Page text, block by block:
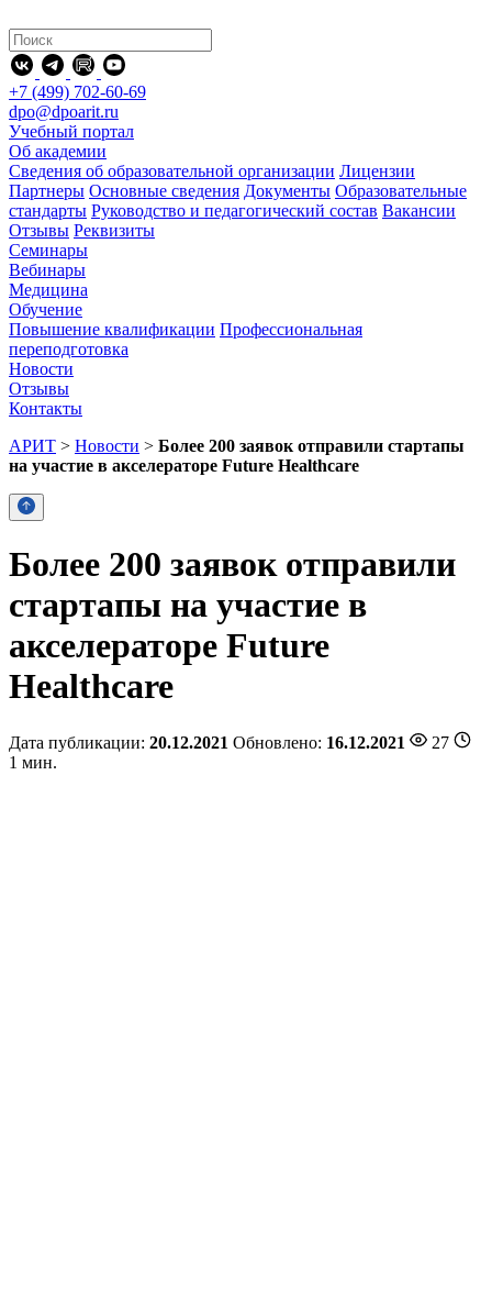
+7 (499) 702-60-69
dpo@dpoarit.ru
Учебный портал
Об академии
Сведения об образовательной организации Лицензии
Партнеры Основные сведения Документы Образовательные
стандарты Руководство и педагогический состав Вакансии
Отзывы Реквизиты
Семинары
Вебинары
Медицина
Обучение
Повышение квалификации Профессиональная
переподготовка
Новости
Отзывы
Контакты
АРИТ > Новости > Более 200 заявок отправили стартапы
на участие в акселераторе Future Healthcare
Более 200 заявок отправили
стартапы на участие в
акселераторе Future
Healthcare
Дата публикации: 20.12.2021 Обновлено: 16.12.2021
27
1 мин.